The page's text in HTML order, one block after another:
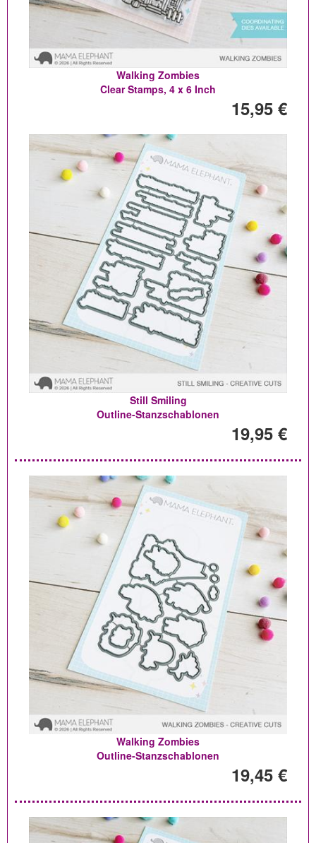
Walking Zombies
Clear Stamps, 4 x 6 Inch
15,95 €
Still Smiling
Outline-Stanzschablonen
19,95 €
Walking Zombies
Outline-Stanzschablonen
19,45 €